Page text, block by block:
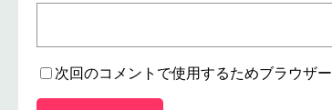
次回のコメントで使用するためブラウザ